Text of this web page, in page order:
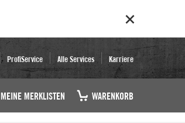
ProfiService Alle Services Karriere
MEINE MERKLISTEN WARENKORB